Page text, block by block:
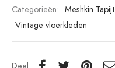
Categorieën: Meshkin Tapijt
Vintage vloerkleden